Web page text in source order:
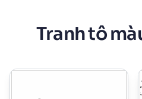
Tranh tô